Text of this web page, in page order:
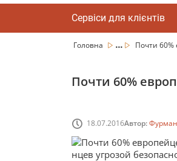
Сервіси для клієнтів
Головна ... Почти 60%
Почти 60%
18.07.2016Автор: